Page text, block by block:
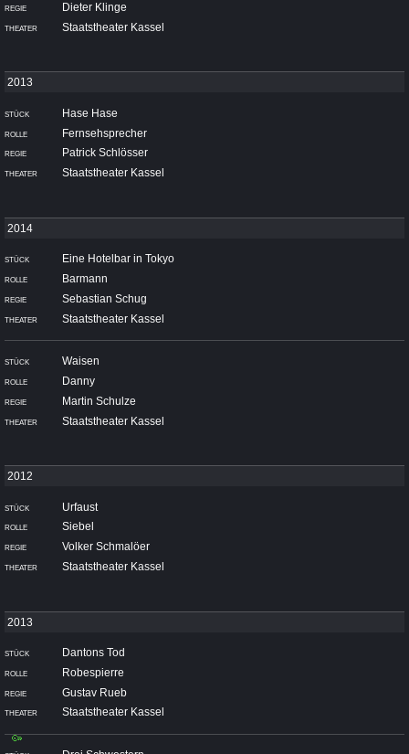
Dieter Klinge
Staatstheater Kassel
Hase Hase
Fernsehsprecher
Patrick Schlösser
Staatstheater Kassel
Eine Hotelbar in Tokyo
Barmann
Sebastian Schug
Staatstheater Kassel
Waisen
Danny
Martin Schulze
Staatstheater Kassel
Urfaust
Siebel
Volker Schmalöer
Staatstheater Kassel
Dantons Tod
Robespierre
Gustav Rueb
Staatstheater Kassel